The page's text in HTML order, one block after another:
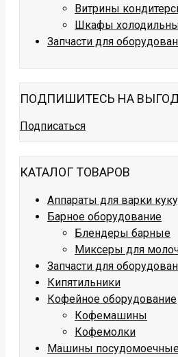
Витрины
Шкафы
Запчасти для
ПОДПИШИТЕСЬ НА
Подписаться
КАТАЛОГ ТОВАРОВ
Аппараты для варки
Барное оборудование
Блендеры барные
Миксеры для
Запчасти для
Кипятильники
Кофейное оборудование
Кофемашины
Кофемолки
Машины